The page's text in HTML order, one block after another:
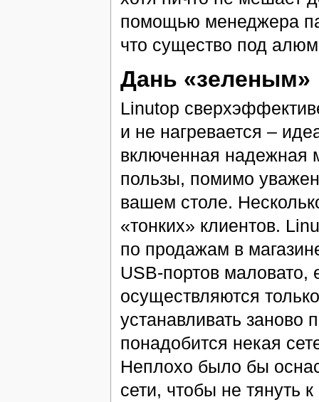
помощью менеджера
что существо под
Дань «зеленым»
Linutop
и не нагревается –
включенная надежная
пользы, помимо
вашем столе.
«тонких» клиентов.
по продажам в
USB-портов
осуществляются
устанавливать заново
понадобится некая
Неплохо было бы
сети, чтобы не тянуть